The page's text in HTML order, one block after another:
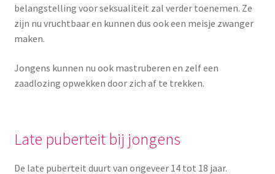
belangstelling voor seksualiteit zal verder toenemen. Ze
zijn nu vruchtbaar en kunnen dus ook een meisje zwanger
maken.
Jongens kunnen nu ook mastruberen en zelf een
zaadlozing opwekken door zich af te trekken.
Late puberteit bij jongens
De late puberteit duurt van ongeveer 14 tot 18 jaar.